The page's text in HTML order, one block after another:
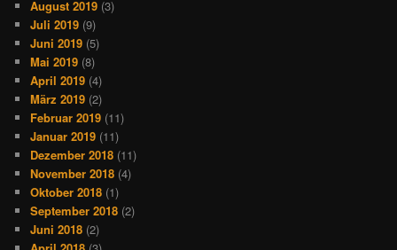
August 2019 (3)
Juli 2019 (9)
Juni 2019 (5)
Mai 2019 (8)
April 2019 (4)
März 2019 (2)
Februar 2019 (11)
Januar 2019 (11)
Dezember 2018 (11)
November 2018 (4)
Oktober 2018 (1)
September 2018 (2)
Juni 2018 (2)